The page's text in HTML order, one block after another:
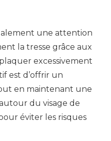
une attention
la tresse grâce aux
excessivement
est d’offrir un
en maintenant une
du visage de
éviter les risques